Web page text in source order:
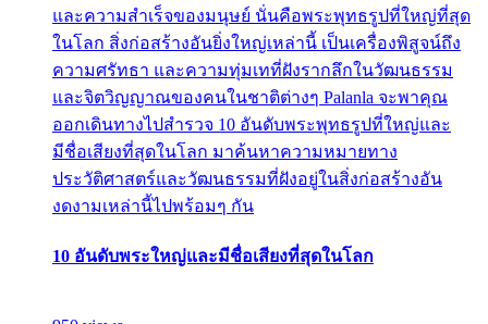
และความสำเร็จของมนุษย์ นั่นคือพระพุทธรูปที่ใหญ่ที่สุด
ในโลก สิ่งก่อสร้างอันยิ่งใหญ่เหล่านี้ เป็นเครื่องพิสูจน์ถึง
ความศรัทธา และความทุ่มเทที่ฝังรากลึกในวัฒนธรรม
และจิตวิญญาณของคนในชาติต่างๆ Palanla จะพาคุณ
ออกเดินทางไปสำรวจ 10 อันดับพระพุทธรูปที่ใหญ่และ
มีชื่อเสียงที่สุดในโลก มาค้นหาความหมายทาง
ประวัติศาสตร์และวัฒนธรรมที่ฝังอยู่ในสิ่งก่อสร้างอัน
งดงามเหล่านี้ไปพร้อมๆ กัน
10 อันดับพระใหญ่และมีชื่อเสียงที่สุดในโลก